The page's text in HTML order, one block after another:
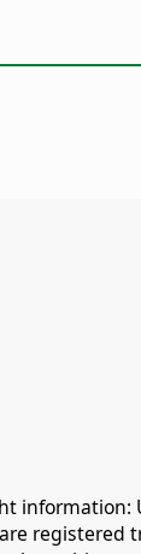
information:
registered